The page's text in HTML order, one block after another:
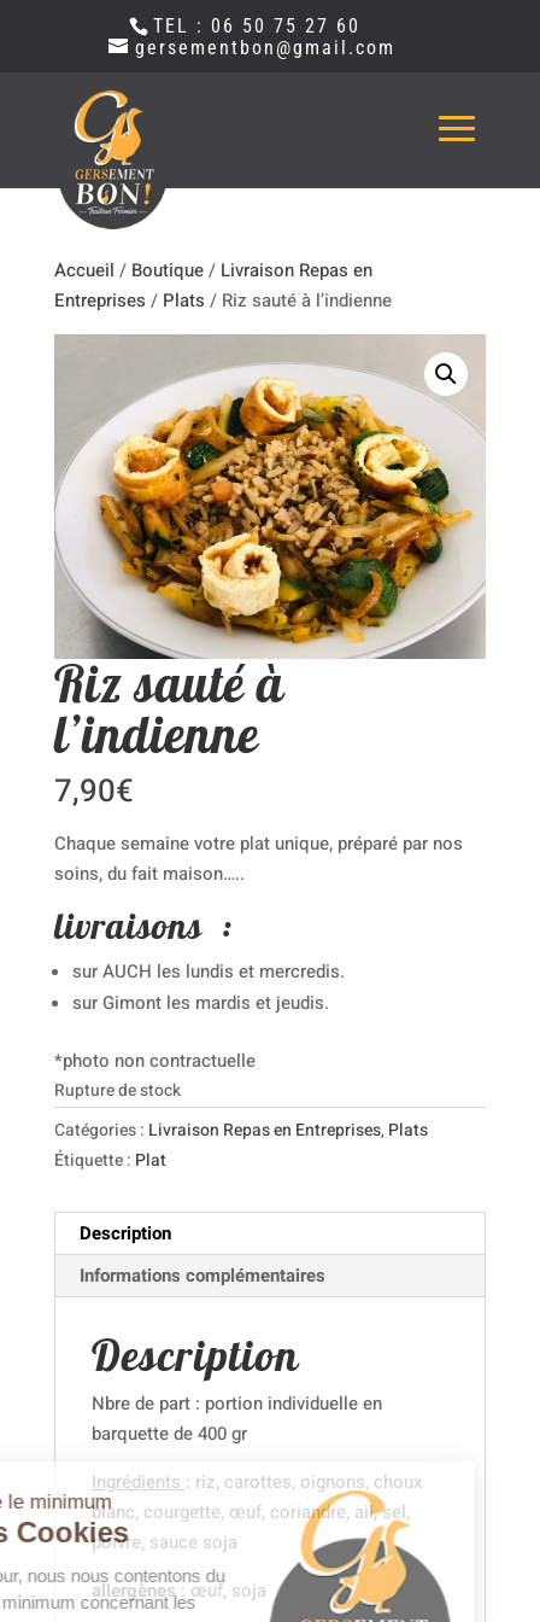
TEL : 06 50 75 27 60
gersementbon@gmail.com
Accueil / Boutique/ Livraison Repas en
Entreprises / Plats / Riz sauté à l’indienne
Riz sauté à
l’indienne
7,90€
Chaque semaine votre plat unique, préparé par nos
soins, du fait maison…..
livraisons :
sur AUCH les lundis et mercredis.
sur Gimont les mardis et jeudis.
*photo non contractuelle
Rupture de stock
Catégories : Livraison Repas en Entreprises,Plats
Étiquette : Plat
Description
Informations complémentaires
Description
Nbre de part : portion individuelle en
barquette de 400 gr
Ingrédients : riz, carottes, oignons, choux
blanc, courgette, œuf, coriandre, ail, sel,
poivre, sauce soja
allergènes: œuf, soja
juste le minimum
Les Cookies
Bonjour, nous nous contentons du
strict minimum concernant les